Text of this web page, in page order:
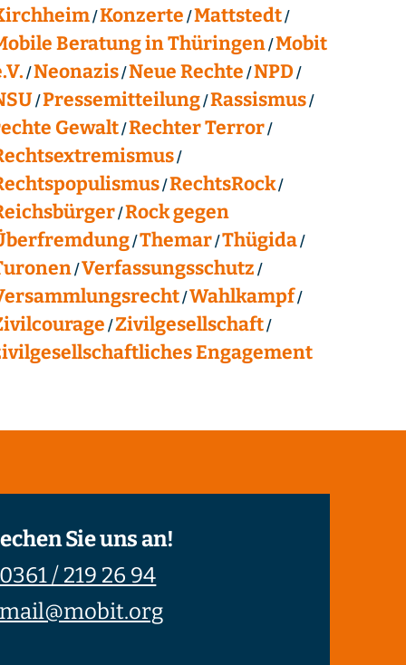
Konzerte Mattstedt
Beratung in Thüringen Mobit
Neonazis Neue Rechte NPD
Pressemitteilung Rassismus
Gewalt Rechter Terror
RechtsRock
Rock gegen
Themar Thügida
Verfassungsschutz
Wahlkampf
Zivilgesellschaft
Engagement
Sie uns an!
0361 / 219 26 94
mail@mobit.org